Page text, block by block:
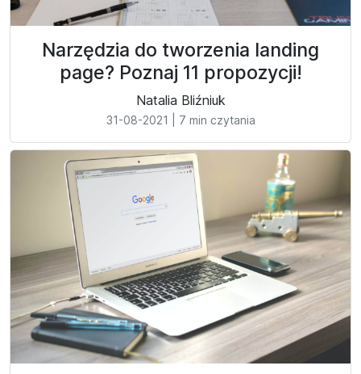
Narzędzia do tworzenia landing
page? Poznaj 11 propozycji!
Natalia Bliźniuk
31-08-2021 7 min czytania